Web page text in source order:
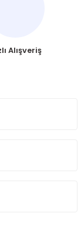
Alışveriş